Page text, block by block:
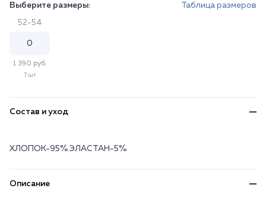
Выберите размеры: Таблица размеров
52-54
1 390 руб.
7 шт
Состав и уход
ХЛОПОК-95% ЭЛАСТАН-5%
Описание